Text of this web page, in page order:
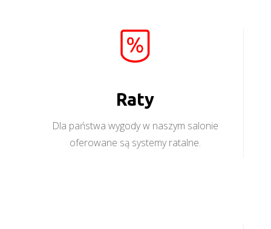
Raty
Dla państwa wygody w naszym salonie
oferowane są systemy ratalne.